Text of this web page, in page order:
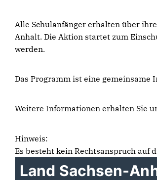
Alle Schulanfänger erhalten über
Anhalt. Die Aktion startet zum
werden.
Das Programm ist eine
Weitere Informationen erhalten Sie
Hinweis:
Es besteht kein Rechtsanspruch auf
Land Sachsen-